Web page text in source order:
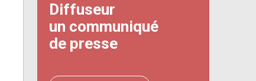
Diffuseur
un communiqué
de presse